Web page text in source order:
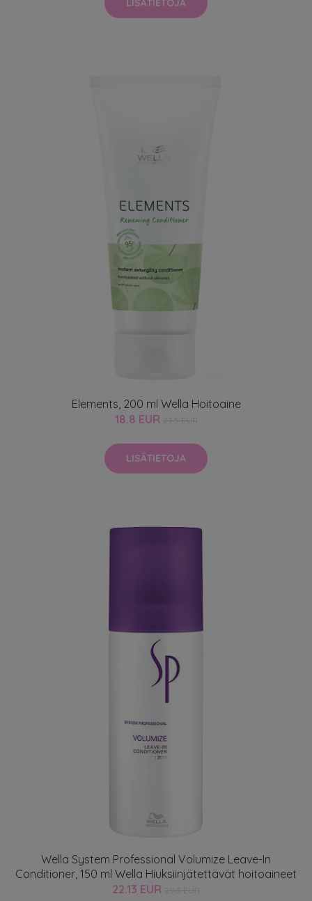
LISÄTIETOJA
Elements, 200 ml Wella Hoitoaine
18.8 EUR
LISÄTIETOJA
Wella System Professional Volumize Leave-In
Conditioner, 150 ml Wella Hiuksiinjätettävät hoitoaineet
22.13 EUR